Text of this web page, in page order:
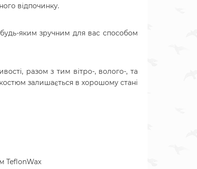
відпочинку.
яким зручним для вас способом
разом з тим вітро-, волого-, та
залишається в хорошому стані
TeflonWax